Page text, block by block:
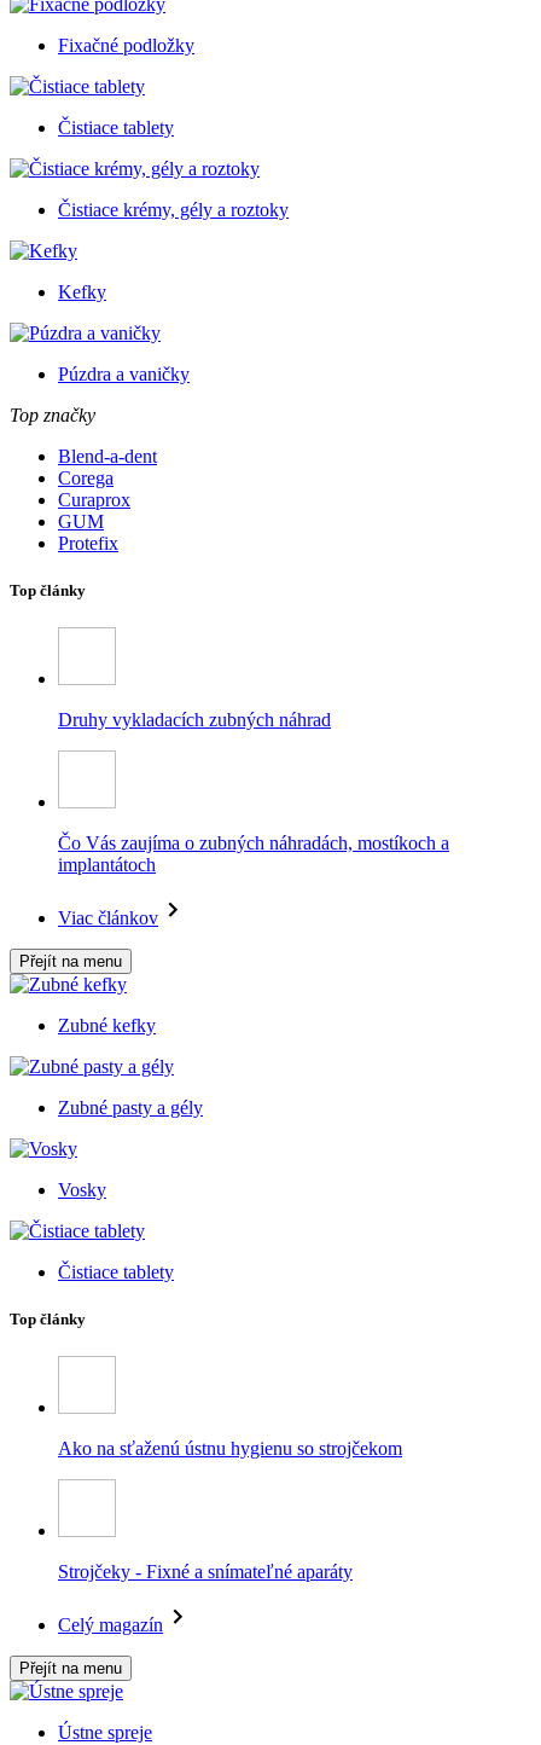
Fixačné podložky
Čistiace tablety
Čistiace krémy, gély a roztoky
Kefky
Púzdra a vaničky
Top značky
Blend-a-dent
Corega
Curaprox
GUM
Protefix
Top články
Druhy vykladacích zubných náhrad
Čo Vás zaujíma o zubných náhradách, mostíkoch a
implantátoch
Viac článkov
Přejít na menu
Zubné kefky
Zubné pasty a gély
Vosky
Čistiace tablety
Top články
Ako na sťaženú ústnu hygienu so strojčekom
Strojčeky - Fixné a snímateľné aparáty
Celý magazín
Přejít na menu
Ústne spreje